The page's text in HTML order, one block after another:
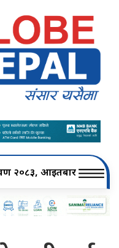
२०८३, आइतबार